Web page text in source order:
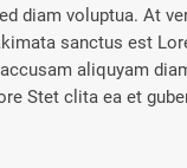
diam voluptua. At
sanctus est
aliquyam
Stet clita ea et